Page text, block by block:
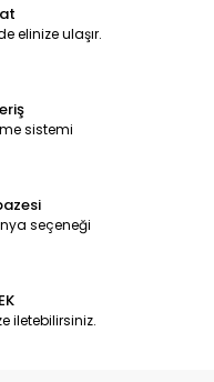
elinize ulaşır.
sistemi
seçeneği
iletebilirsiniz.